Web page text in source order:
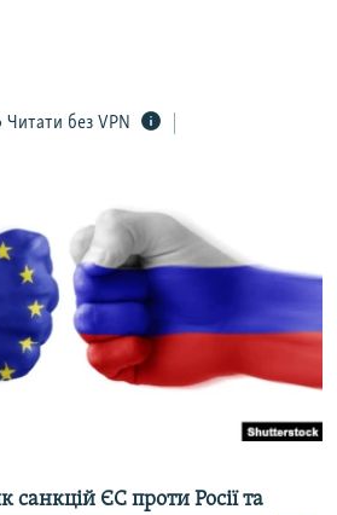
Читати без VPN
ЄС проти Росії та